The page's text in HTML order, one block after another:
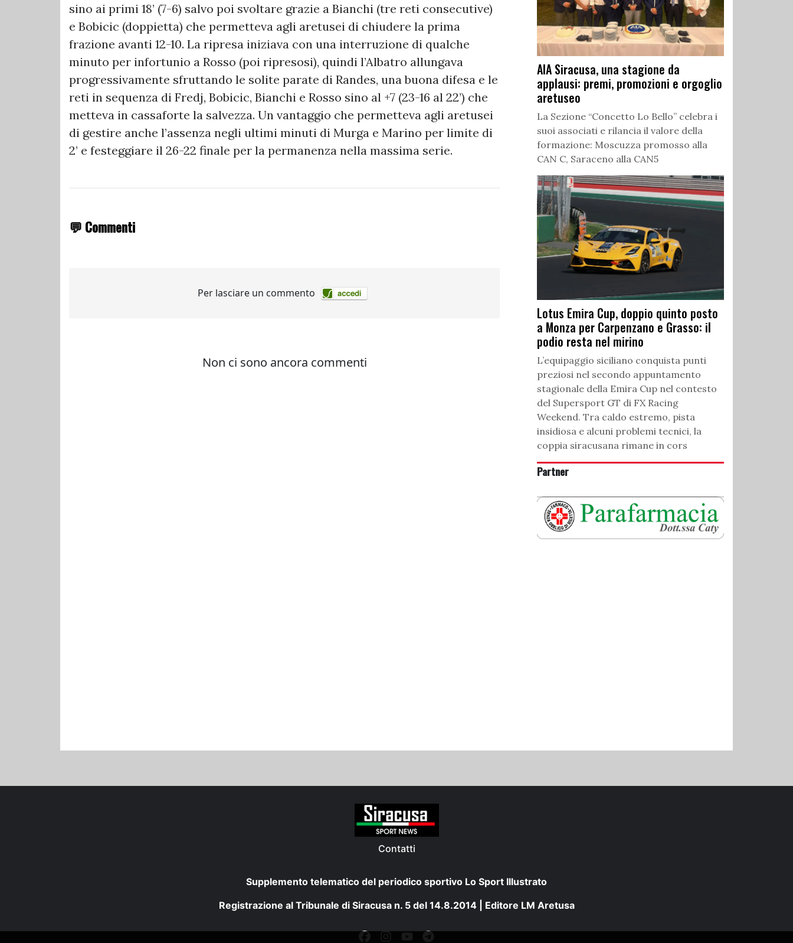
sino ai primi 18’ (7-6) salvo poi svoltare grazie a Bianchi (tre reti consecutive)
e Bobicic (doppietta) che permetteva agli aretusei di chiudere la prima
frazione avanti 12-10. La ripresa iniziava con una interruzione di qualche
minuto per infortunio a Rosso (poi ripresosi), quindi l’Albatro allungava
progressivamente sfruttando le solite parate di Randes, una buona difesa e le
reti in sequenza di Fredj, Bobicic, Bianchi e Rosso sino al +7 (23-16 al 22’) che
metteva in cassaforte la salvezza. Un vantaggio che permetteva agli aretusei
di gestire anche l’assenza negli ultimi minuti di Murga e Marino per limite di
2’ e festeggiare il 26-22 finale per la permanenza nella massima serie.
💬 Commenti
AIA Siracusa, una stagione da
applausi: premi, promozioni e orgoglio
aretuseo
La Sezione “Concetto Lo Bello” celebra i
suoi associati e rilancia il valore della
formazione: Moscuzza promosso alla
CAN C, Saraceno alla CAN5
Lotus Emira Cup, doppio quinto posto
a Monza per Carpenzano e Grasso: il
podio resta nel mirino
L’equipaggio siciliano conquista punti
preziosi nel secondo appuntamento
stagionale della Emira Cup nel contesto
del Supersport GT di FX Racing
Weekend. Tra caldo estremo, pista
insidiosa e alcuni problemi tecnici, la
coppia siracusana rimane in cors
Partner
Contatti
Supplemento telematico del periodico sportivo Lo Sport Illustrato
Registrazione al Tribunale di Siracusa n. 5 del 14.8.2014 | Editore LM Aretusa